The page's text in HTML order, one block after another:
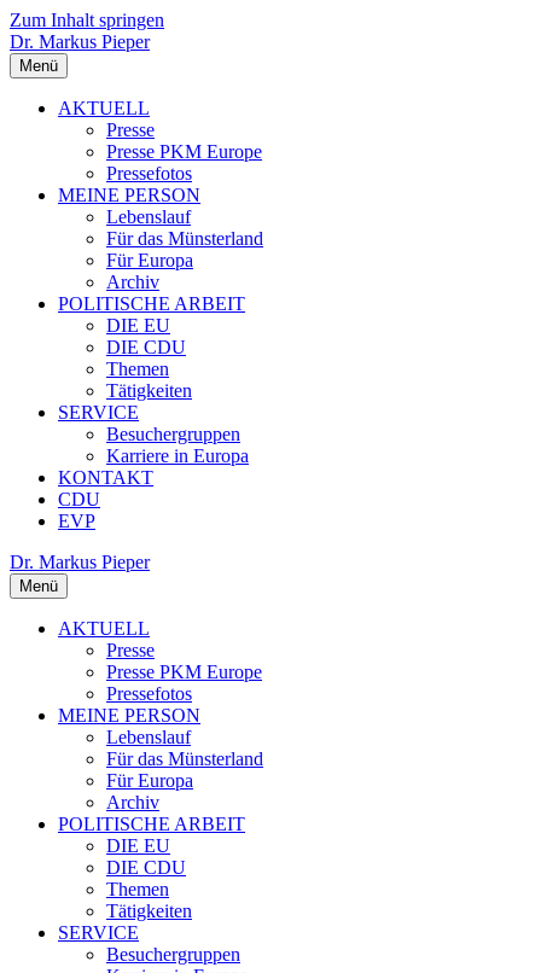
Zum Inhalt springen
Dr. Markus Pieper
Menü
AKTUELL
Presse
Presse PKM Europe
Pressefotos
MEINE PERSON
Lebenslauf
Für das Münsterland
Für Europa
Archiv
POLITISCHE ARBEIT
DIE EU
DIE CDU
Themen
Tätigkeiten
SERVICE
Besuchergruppen
Karriere in Europa
KONTAKT
CDU
EVP
Dr. Markus Pieper
Menü
AKTUELL
Presse
Presse PKM Europe
Pressefotos
MEINE PERSON
Lebenslauf
Für das Münsterland
Für Europa
Archiv
POLITISCHE ARBEIT
DIE EU
DIE CDU
Themen
Tätigkeiten
SERVICE
Besuchergruppen